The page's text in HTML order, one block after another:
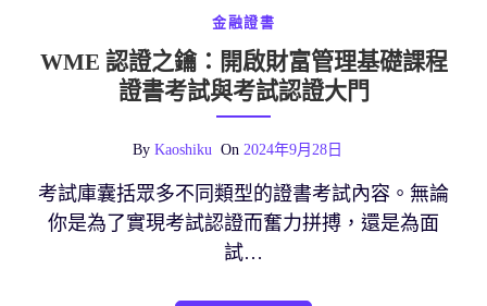
金融證書
WME 認證之鑰：開啟財富管理基礎課程
證書考試與考試認證大門
By Kaoshiku On 2024年9月28日
考試庫囊括眾多不同類型的證書考試內容。無論
你是為了實現考試認證而奮力拼搏，還是為面
試…